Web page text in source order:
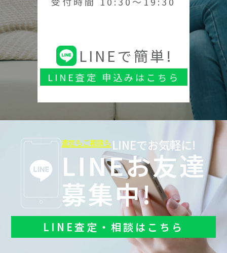
LINEで簡単!
LINE査定 申込みはこちら
査定もご相談も LINEでお気軽に!
LINEお友達
募集中!
LINE査定・相談はこちら